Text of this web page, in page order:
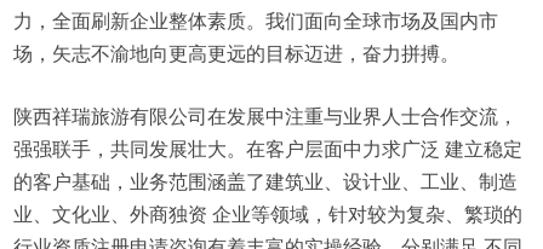
力，全面刷新企业整体素质。我们面向全球市场及国内市
场，矢志不渝地向更高更远的目标迈进，奋力拼搏。
陕西祥瑞旅游有限公司在发展中注重与业界人士合作交流，
强强联手，共同发展壮大。在客户层面中力求广泛 建立稳定
的客户基础，业务范围涵盖了建筑业、设计业、工业、制造
业、文化业、外商独资 企业等领域，针对较为复杂、繁琐的